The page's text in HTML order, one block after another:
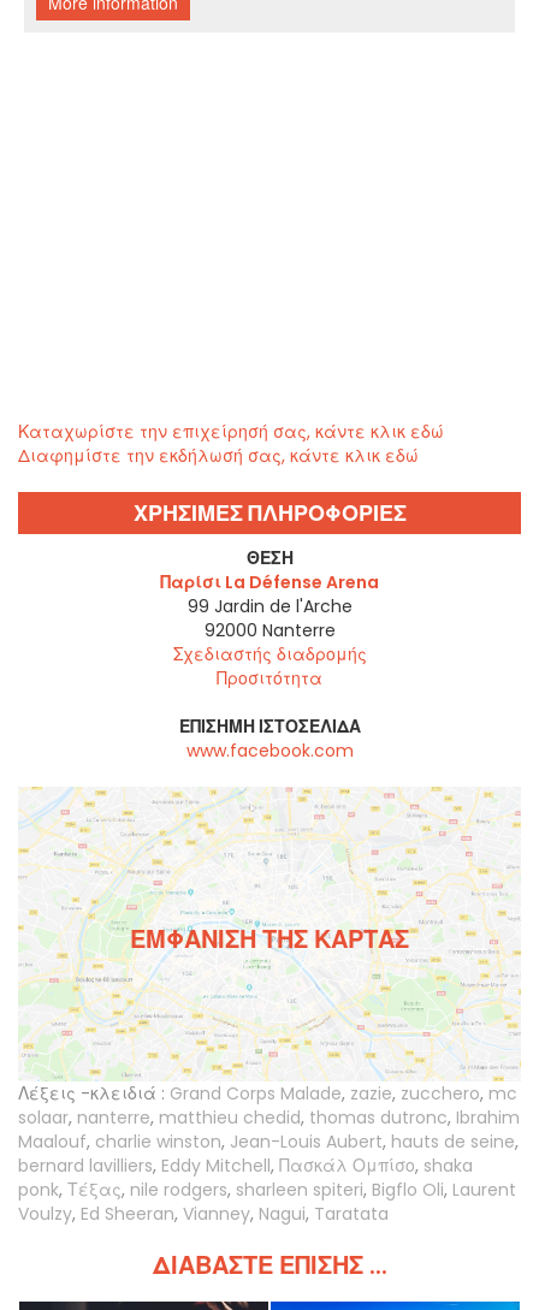
Καταχωρίστε την επιχείρησή σας, κάντε κλικ εδώ
Διαφημίστε την εκδήλωσή σας, κάντε κλικ εδώ
ΧΡΗΣΙΜΕΣ ΠΛΗΡΟΦΟΡΙΕΣ
ΘΈΣΗ
Παρίσι La Défense Arena
99 Jardin de l'Arche
92000 Nanterre
Σχεδιαστής διαδρομής
Προσιτότητα
ΕΠΊΣΗΜΗ ΙΣΤΟΣΕΛΊΔΑ
www.facebook.com
ΕΜΦΆΝΙΣΗ ΤΗΣ ΚΆΡΤΑΣ
Λέξεις -κλειδιά : Grand Corps Malade, zazie, zucchero, mc
solaar, nanterre, matthieu chedid, thomas dutronc, Ibrahim
Maalouf, charlie winston, Jean-Louis Aubert, hauts de seine,
bernard lavilliers, Eddy Mitchell, Πασκάλ Ομπίσο, shaka
ponk, Τέξας, nile rodgers, sharleen spiteri, Bigflo Oli, Laurent
Voulzy, Ed Sheeran, Vianney, Nagui, Taratata
ΔΙΑΒΆΣΤΕ ΕΠΊΣΗΣ ...